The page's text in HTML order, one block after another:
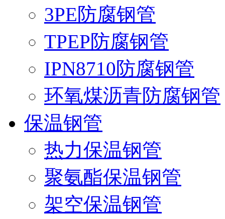
3PE防腐钢管
TPEP防腐钢管
IPN8710防腐钢管
环氧煤沥青防腐钢管
保温钢管
热力保温钢管
聚氨酯保温钢管
架空保温钢管